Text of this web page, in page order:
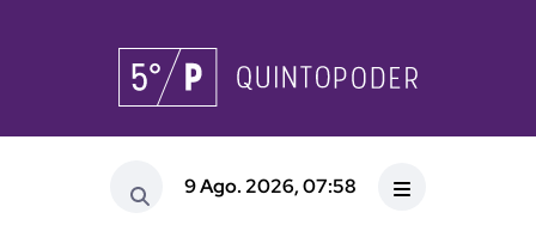
9 Ago. 2026, 07:58